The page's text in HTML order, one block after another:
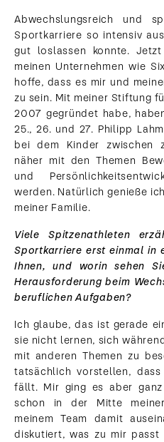
Abwechslungsreich und
Sportkarriere so intensiv
gut loslassen konnte.
meinen Unternehmen wie
hoffe, dass es mir und
zu sein. Mit meiner Stiftung
2007 gegründet habe,
25., 26. und 27. Philipp
bei dem Kinder zwischen
näher mit den Themen
und
werden. Natürlich genieße
meiner Familie.
Viele Spitzenathleten
Sportkarriere erst einmal in
Ihnen, und worin sehen
Herausforderung beim
beruflichen Aufgaben?
Ich glaube, das ist gerade
sie nicht lernen, sich
mit anderen Themen zu
tatsächlich vorstellen,
fällt. Mir ging es aber
schon in der Mitte
meinem Team damit
diskutiert, was zu mir